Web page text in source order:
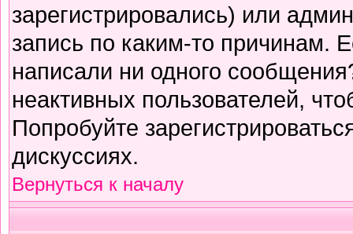
зарегистрировались) или
запись по каким-то причинам.
написали ни одного
неактивных пользователей,
Попробуйте
дискуссиях.
Вернуться к началу